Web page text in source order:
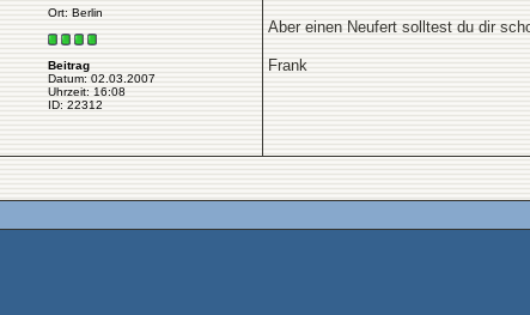
Ort: Berlin
Beitrag
Datum: 02.03.2007
Uhrzeit: 16:08
ID: 22312
Aber einen Neufert solltest du dir
Frank